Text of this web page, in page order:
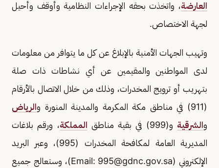
العارضة، واتخذت بحقه الإجراءات النظامية وأوقف وأحيل
لجهة الاختصاص.
وتهيب الجهات الأمنية بالإبلاغ عن كل ما يتوافر من معلومات
لدى المواطنين والمقيمين عن أي نشاطات ذات صلة
بتهريب أو ترويج المخدرات، وذلك من خلال الاتصال بالأرقام
(911) في مناطق مكة المكرمة والمدينة المنورة و
الرياض
والشرقية و(999) في بقية مناطق المملكة، ورقم بلاغات
المديرية العامة لمكافحة المخدرات (995)، وعبر البريد
الإلكتروني (Email:995@gdnc.gov.sa
)، وستعالج جميع